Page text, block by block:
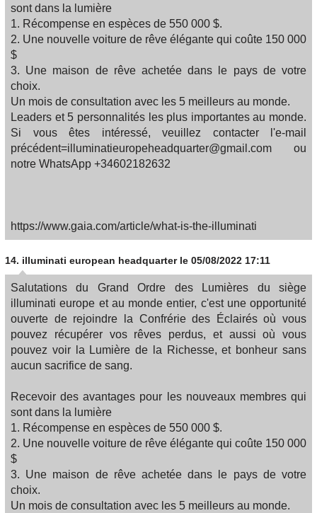
sont dans la lumière
1. Récompense en espèces de 550 000 $.
2. Une nouvelle voiture de rêve élégante qui coûte 150 000
$
3. Une maison de rêve achetée dans le pays de votre
choix.
Un mois de consultation avec les 5 meilleurs au monde.
Leaders et 5 personnalités les plus importantes au monde.
Si vous êtes intéressé, veuillez contacter l'e-mail
précédent=illuminatieuropeheadquarter@gmail.com ou
notre WhatsApp +34602182632
https://www.gaia.com/article/what-is-the-illuminati
14. illuminati european headquarter le 05/08/2022 17:11
Salutations du Grand Ordre des Lumières du siège
illuminati europe et au monde entier, c'est une opportunité
ouverte de rejoindre la Confrérie des Éclairés où vous
pouvez récupérer vos rêves perdus, et aussi où vous
pouvez voir la Lumière de la Richesse, et bonheur sans
aucun sacrifice de sang.
Recevoir des avantages pour les nouveaux membres qui
sont dans la lumière
1. Récompense en espèces de 550 000 $.
2. Une nouvelle voiture de rêve élégante qui coûte 150 000
$
3. Une maison de rêve achetée dans le pays de votre
choix.
Un mois de consultation avec les 5 meilleurs au monde.